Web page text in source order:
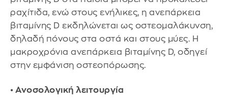
ραχίτιδα, ενώ στους ενήλικες, η ανεπάρκεια
βιταμίνης D εκδηλώνεται ως οστεομαλάκυνση,
δηλαδή πόνους στα οστά και στους μύες. Η
μακροχρόνια ανεπάρκεια βιταμίνης D, οδηγεί
στην εμφάνιση οστεοπόρωσης.
• Ανοσολογική λειτουργία